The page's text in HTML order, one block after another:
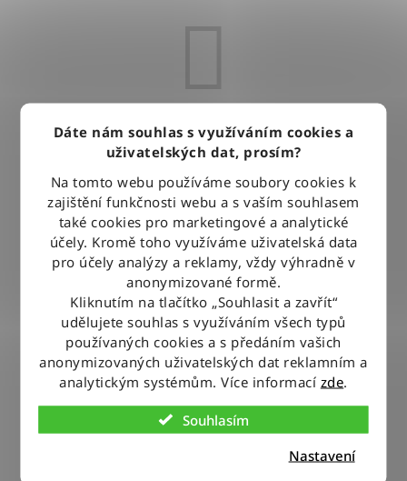
Dáte nám souhlas s využíváním cookies a
uživatelských dat, prosím?
Na tomto webu používáme soubory cookies k
zajištění funkčnosti webu a s vaším souhlasem
také cookies pro marketingové a analytické
účely. Kromě toho využíváme uživatelská data
pro účely analýzy a reklamy, vždy výhradně v
anonymizované formě.
Kliknutím na tlačítko „Souhlasit a zavřít“
udělujete souhlas s využíváním všech typů
používaných cookies a s předáním vašich
anonymizovaných uživatelských dat reklamním a
analytickým systémům. Více informací zde.
Souhlasím
Nastavení
Můžete se ale podívat na ostatní kategorie.
ZPĚT DO OBCHODU
DOPRAVA ZDARMA
Při nákupu nad 2500 Kč doručujeme zdarma po celé ČR
BLESKOVÉ DORUČENÍ
Objednávky odesíláme každý pracovní den do 12:00
Veškeré vystavené zboží leží na našem skladě